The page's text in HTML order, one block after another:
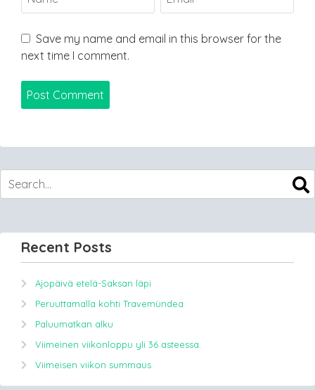
Save my name and email in this browser for the
next time I comment.
Recent Posts
Ajopäivä etelä-Saksan läpi
Peruuttamalla kohti Travemündea
Paluumatkan alku
Viimeinen viikonloppu yli 36 asteessa.
Viimeisen viikon summaus